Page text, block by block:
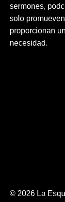
sermones,
solo
proporcionan
necesidad.
© 2026 La